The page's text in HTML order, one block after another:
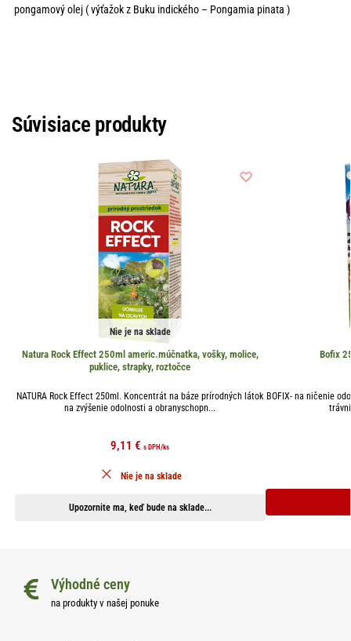
pongamový olej ( výťažok z Buku indického – Pongamia pinata )
Súvisiace produkty
Nie je na sklade
Natura Rock Effect 250ml americ.múčnatka, vošky, molice,
puklice, strapky, roztočce
NATURA Rock Effect 250ml. Koncentrát na báze prírodných látok
na zvýšenie odolnosti a obranyschopn...
9,11€ s DPH/ks
Upozornite ma, keď bude na sklade...
Nie je na sklade
Bofix
BOFIX- na ničenie
Výhodné ceny
na produkty v našej ponuke